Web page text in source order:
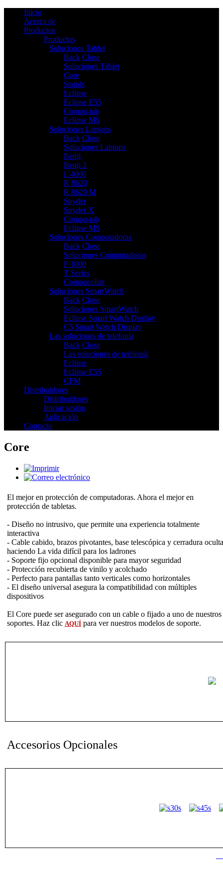
Inicio
Acerca de
Productos
Productos
Soluciones Tablet
Back Close
Soluciones Tablet
Core
Stands
Eclipse
Eclipse E55
Compu-tab
Eclipse MS
Soluciones Laptops
Back Close
Soluciones Laptops
Benji
Benji 2
L 4000
R 8620
R 8620 M
Spyder
Spyder X
Compu-tab
Eclipse MS
Soluciones Computadoras
Back Close
Soluciones Computadoras
F 1000
T Series
Compucollar
Soluciones SmartWatch
Back Close
Soluciones SmartWatch
Eclipse Smart Watch Display
C5 Smart Watch Display
Las soluciones de telefonía
Back Close
Las soluciones de telefonía
Eclipse
Eclipse E55
CFM
Distribuidores
Distribuidores
Iniciar sesión
Aplicación
Contacto
Core
El mejor en protección de computadoras. Ahora el mejor en
protección de tabletas.
- Diseño no intrusivo, que permite una experiencia totalmente
interactiva
- Cable cabido, brazos pivotantes, base telescópica y cerradura
haciendo La vida difícil para los ladrones
- Soporte fijo opcional disponible para mayor seguridad
- Protección recubierta de vinilo y acolchado
- Perfecto para pantallas tanto verticales como horizontales
- El diseño universal asegura la compatibilidad con múltiples
dispositivos
El Core puede ser asegurado con un cable o fijado a uno de nuestros
soportes. Haz clic AQUÍ para ver nuestros modelos de soporte.
Accesorios Opcionales